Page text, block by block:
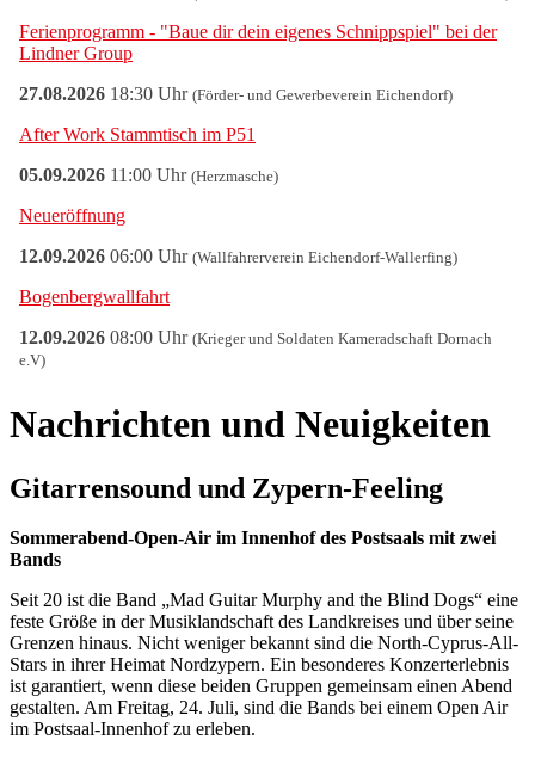
Nachrichten und Neuigkeiten
Gitarrensound und Zypern-Feeling
Sommerabend-Open-Air im Innenhof des Postsaals mit zwei
Bands
Seit 20 ist die Band „Mad Guitar Murphy and the Blind Dogs“ eine
feste Größe in der Musiklandschaft des Landkreises und über seine
Grenzen hinaus. Nicht weniger bekannt sind die North-Cyprus-All-
Stars in ihrer Heimat Nordzypern. Ein besonderes Konzerterlebnis
ist garantiert, wenn diese beiden Gruppen gemeinsam einen Abend
gestalten. Am Freitag, 24. Juli, sind die Bands bei einem Open Air
im Postsaal-Innenhof zu erleben.